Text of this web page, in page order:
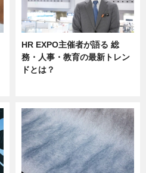
HR EXPO主催者が語る 総
務・人事・教育の最新トレン
ドとは？